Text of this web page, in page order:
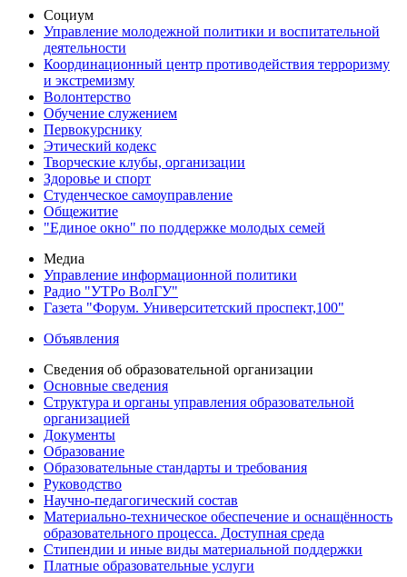
Социум
Управление молодежной политики и воспитательной
деятельности
Координационный центр противодействия терроризму
и экстремизму
Волонтерство
Обучение служением
Первокурснику
Этический кодекс
Творческие клубы, организации
Здоровье и спорт
Студенческое самоуправление
Общежитие
"Единое окно" по поддержке молодых семей
Медиа
Управление информационной политики
Радио "УТРо ВолГУ"
Газета "Форум. Университетский проспект,100"
Объявления
Сведения об образовательной организации
Основные сведения
Структура и органы управления образовательной
организацией
Документы
Образование
Образовательные стандарты и требования
Руководство
Научно-педагогический состав
Материально-техническое обеспечение и оснащённость
образовательного процесса. Доступная среда
Стипендии и иные виды материальной поддержки
Платные образовательные услуги